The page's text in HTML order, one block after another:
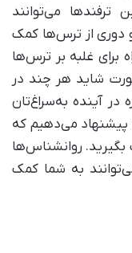
ترفند‌ها می‌توانند
دوری از ترس‌ها کمک
برای غلبه بر ترس‌ها
شاید هر چند در
در آینده به‌سراغ‌تان
پیشنهاد می‌دهیم که
روانشناس‌ها
به شما کمک